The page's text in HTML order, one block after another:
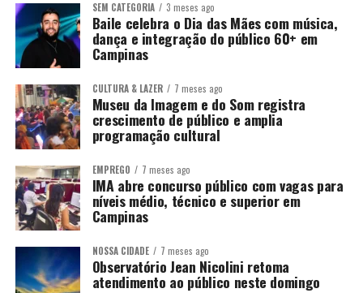
SEM CATEGORIA 3 meses ago
Baile celebra o Dia das Mães com música,
dança e integração do público 60+ em
Campinas
CULTURA & LAZER 7 meses ago
Museu da Imagem e do Som registra
crescimento de público e amplia
programação cultural
EMPREGO 7 meses ago
IMA abre concurso público com vagas para
níveis médio, técnico e superior em
Campinas
NOSSA CIDADE 7 meses ago
Observatório Jean Nicolini retoma
atendimento ao público neste domingo